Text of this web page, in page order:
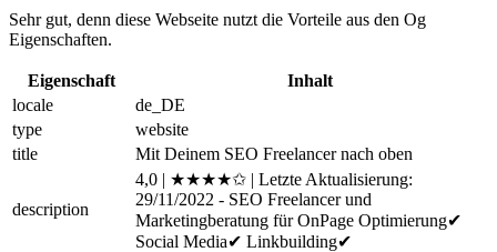
Sehr gut, denn diese Webseite nutzt die Vorteile aus den Og
Eigenschaften.
Eigenschaft
Inhalt
locale
de_DE
type
website
title
Mit Deinem SEO Freelancer nach oben
description
4,0 | ★★★★✩ | Letzte Aktualisierung:
29/11/2022 - SEO Freelancer und
Marketingberatung für OnPage Optimierung✔
Social Media✔ Linkbuilding✔